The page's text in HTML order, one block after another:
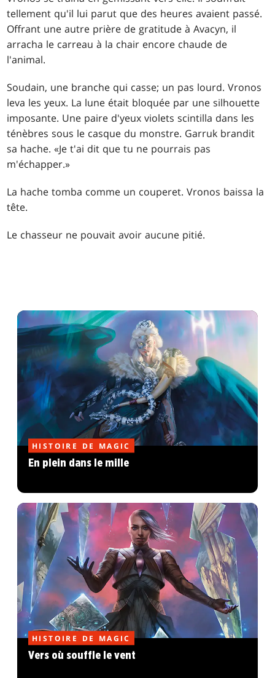
tellement qu'il lui parut que des heures avaient passé.
Offrant une autre prière de gratitude à Avacyn, il
arracha le carreau à la chair encore chaude de
l'animal.
Soudain, une branche qui casse; un pas lourd. Vronos
leva les yeux. La lune était bloquée par une silhouette
imposante. Une paire d'yeux violets scintilla dans les
ténèbres sous le casque du monstre. Garruk brandit
sa hache. «Je t'ai dit que tu ne pourrais pas
m'échapper.»
La hache tomba comme un couperet. Vronos baissa la
tête.
Le chasseur ne pouvait avoir aucune pitié.
HISTOIRE DE MAGIC
En plein dans le mille
HISTOIRE DE MAGIC
Vers où souffle le vent